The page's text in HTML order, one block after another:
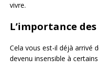
vivre.
L’importance
Cela vous est-il déjà arrivé
devenu insensible à